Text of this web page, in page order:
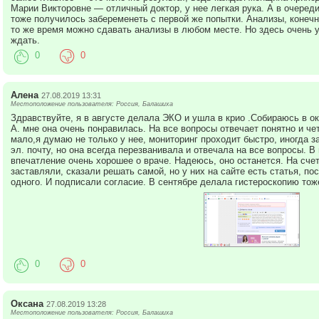
Марии Викторовне — отличный доктор, у нее легкая рука. А в
тоже получилось забеременеть с первой же попытки. Анализы,
то же время можно сдавать анализы в любом месте. Но здесь очень
ждать.
0
0
Алена 27.08.2019 13:31
Местоположение пользователя: Россия, Балашиха
Здравствуйте, я в августе делала ЭКО и ушла в крио .Собираюсь в
А. мне она очень понравилась. На все вопросы отвечает понятно и
мало,я думаю не только у нее, мониторинг проходит быстро, иногда
эл. почту, но она всегда перезванивала и отвечала на все вопросы.
впечатление очень хорошее о враче. Надеюсь, оно останется. На
заставляли, сказали решать самой, но у них на сайте есть статья,
одного. И подписали согласие. В сентябре делала гистероскопию
0 0
Оксана 27.08.2019 13:28
Местоположение пользователя: Россия, Балашиха